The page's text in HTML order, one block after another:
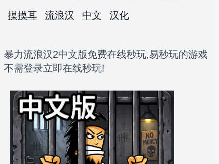
摸摸耳
流浪汉 中文 汉化
暴力流浪汉2中文版免费在线秒玩,易秒玩的游戏
不需登录立即在线秒玩!